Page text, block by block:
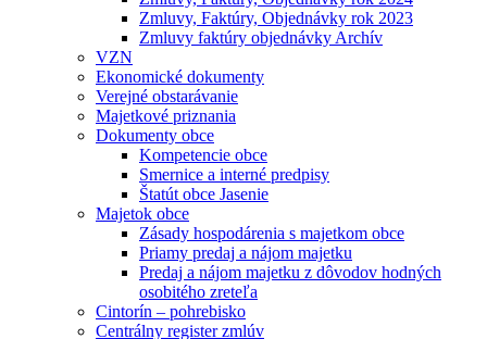
Zmluvy, Faktúry, Objednávky rok 2023
Zmluvy faktúry objednávky Archív
VZN
Ekonomické dokumenty
Verejné obstarávanie
Majetkové priznania
Dokumenty obce
Kompetencie obce
Smernice a interné predpisy
Štatút obce Jasenie
Majetok obce
Zásady hospodárenia s majetkom obce
Priamy predaj a nájom majetku
Predaj a nájom majetku z dôvodov hodných
osobitého zreteľa
Cintorín – pohrebisko
Centrálny register zmlúv